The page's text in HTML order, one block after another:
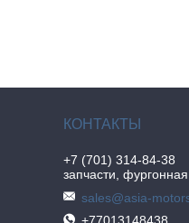
+7 (701) 314-84-38
запчасти,
sales@asia-